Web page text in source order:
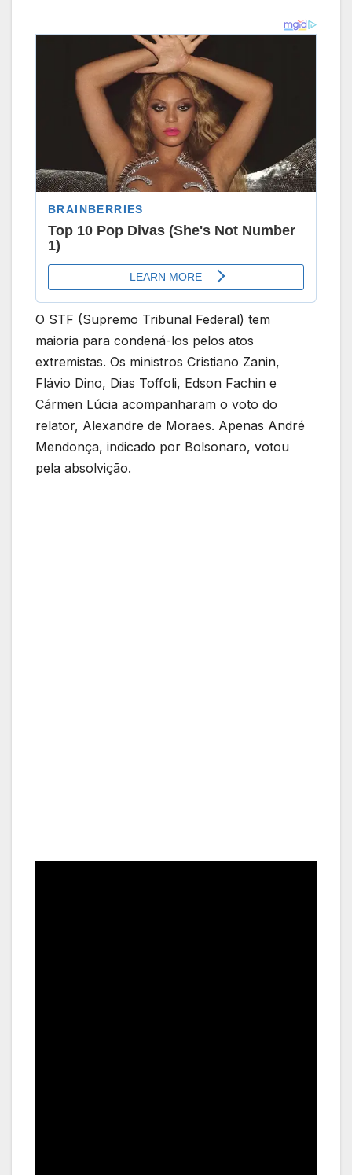
O STF (Supremo Tribunal Federal) tem
maioria para condená-los pelos atos
extremistas. Os ministros Cristiano Zanin,
Flávio Dino, Dias Toffoli, Edson Fachin e
Cármen Lúcia acompanharam o voto do
relator, Alexandre de Moraes. Apenas André
Mendonça, indicado por Bolsonaro, votou
pela absolvição.